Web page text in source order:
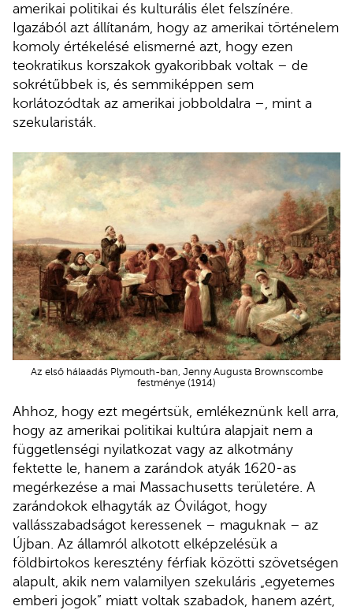
amerikai politikai és kulturális élet felszínére.
Igazából azt állítanám, hogy az amerikai történelem
komoly értékelésé elismerné azt, hogy ezen
teokratikus korszakok gyakoribbak voltak – de
sokrétűbbek is, és semmiképpen sem
korlátozódtak az amerikai jobboldalra –, mint a
szekularisták.
Az első hálaadás Plymouth-ban, Jenny Augusta Brownscombe
festménye (1914)
Ahhoz, hogy ezt megértsük, emlékeznünk kell arra,
hogy az amerikai politikai kultúra alapjait nem a
függetlenségi nyilatkozat vagy az alkotmány
fektette le, hanem a zarándok atyák 1620-as
megérkezése a mai Massachusetts területére. A
zarándokok elhagyták az Óvilágot, hogy
vallásszabadságot keressenek – maguknak – az
Újban. Az államról alkotott elképzelésük a
földbirtokos keresztény férfiak közötti szövetségen
alapult, akik nem valamilyen szekuláris „egyetemes
emberi jogok” miatt voltak szabadok, hanem azért,